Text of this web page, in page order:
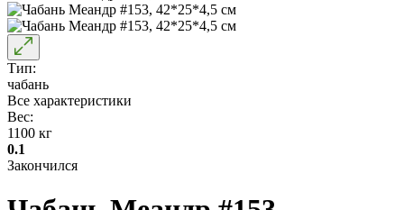
Тип:
чабань
Все характеристики
Вес:
1100 кг
0.1
Закончился